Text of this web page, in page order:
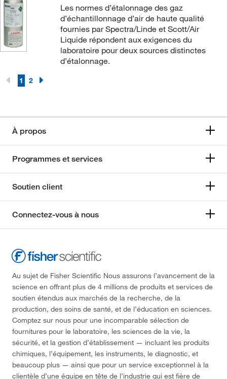
Les normes d’étalonnage des gaz
d’échantillonnage d’air de haute qualité
fournies par Spectra/Linde et Scott/Air
Liquide répondent aux exigences du
laboratoire pour deux sources distinctes
d’étalonnage.
1 2
À propos
Programmes et services
Soutien client
Connectez-vous à nous
Au sujet de Fisher Scientific Nous assurons l’avancement de la
science en offrant plus de 4 millions de produits et services de
soutien étendus aux marchés de la recherche, de la
production, des soins de santé, et de l’éducation en sciences.
Comptez sur nous pour une incomparable sélection de
fournitures pour le laboratoire, les sciences de la vie, la
sécurité, et la gestion d’établissement — incluant les produits
chimiques, l’équipement, les instruments, le diagnostic, et
beaucoup plus — ainsi que pour un service exceptionnel à la
clientèle d’une équipe en tête de l’industrie qui est fière de